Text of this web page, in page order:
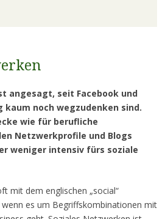
angesagt, seit Facebook und
noch wegzudenken sind.
wie für berufliche
Netzwerkprofile und Blogs
weniger intensiv fürs soziale
mit dem englischen „social“
es um Begriffskombinationen mit